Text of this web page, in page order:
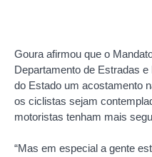
Goura afirmou que o
Departamento de Estradas
do Estado um acostamento
os ciclistas sejam
motoristas tenham mais
“Mas em especial a gente